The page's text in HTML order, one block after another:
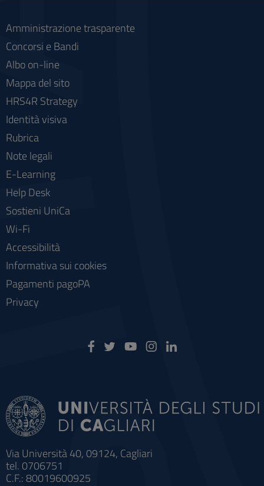
Via Università 40, 09124, Cagliari
tel. 0706751
C.F.: 80019600925
Amministrazione trasparente
Concorsi e Bandi
Albo on-line
Mappa del sito
HRS4R Strategy
Identità visiva
Rubrica
Note legali
E-Learning
Help Desk
Sostieni UniCa
Wi-Fi
Accessibilità
Informativa sui cookies
Pagamenti pagoPA
Privacy